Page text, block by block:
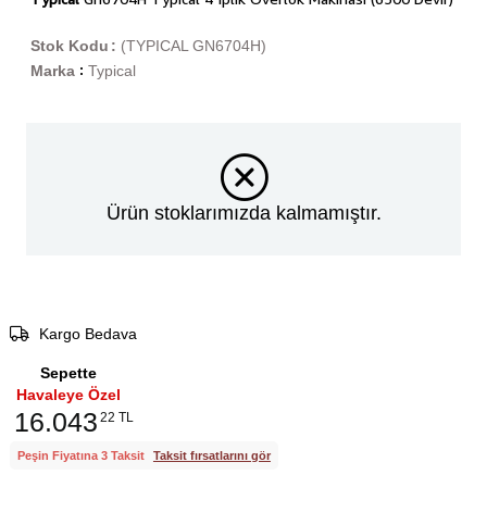
(TYPICAL GN6704H)
Stok Kodu
Marka : Typical
Ürün stoklarımızda kalmamıştır.
Kargo Bedava
Sepette
Havaleye Özel
16.043 22 TL
Peşin Fiyatına 3 Taksit Taksit fırsatlarını gör